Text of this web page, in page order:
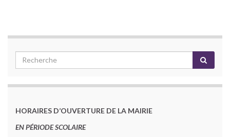
HORAIRES D’OUVERTURE DE LA MAIRIE
EN PÉRIODE SCOLAIRE